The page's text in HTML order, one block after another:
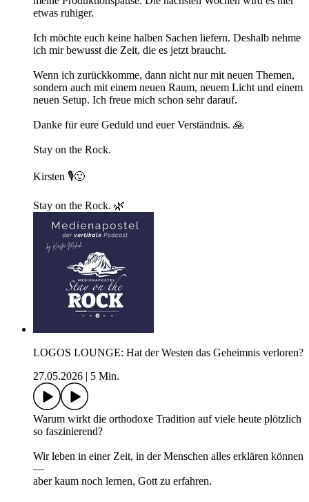
etwas ruhiger.
Ich möchte euch keine halben Sachen liefern. Deshalb nehme
ich mir bewusst die Zeit, die es jetzt braucht.
Wenn ich zurückkomme, dann nicht nur mit neuen Themen,
sondern auch mit einem neuen Raum, neuem Licht und einem
neuen Setup. Ich freue mich schon sehr darauf.
Danke für eure Geduld und euer Verständnis. 🙏
Stay on the Rock.
Kirsten 🎙️🙂
Stay on the Rock. 🌿
LOGOS LOUNGE: Hat der Westen das Geheimnis verloren?
27.05.2026
5 Min.
Warum wirkt die orthodoxe Tradition auf viele heute plötzlich
so faszinierend?
Wir leben in einer Zeit, in der Menschen alles erklären können
—
aber kaum noch lernen, Gott zu erfahren.